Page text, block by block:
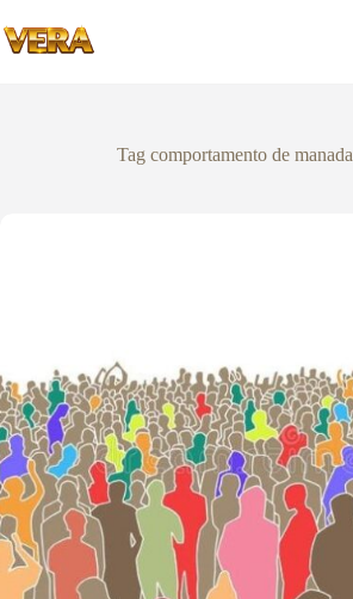
Tag comportamento de manada